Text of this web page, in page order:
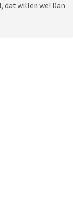
dat willen we! Dan